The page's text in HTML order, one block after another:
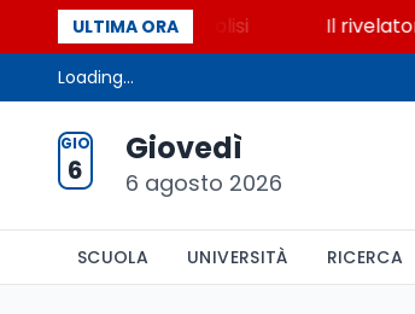
ULTIMA ORA
la glicolisi Il rivelatore
Loading...
GIO
6
Giovedì
6 agosto 2026
SCUOLA UNIVERSITÀ RICERCA